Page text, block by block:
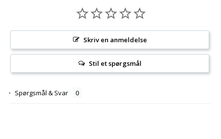
Skriv en anmeldelse
Stil et spørgsmål
Spørgsmål & Svar